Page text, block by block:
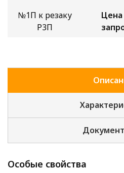
№1П к резаку
Р3П
Цена
Особые свойства